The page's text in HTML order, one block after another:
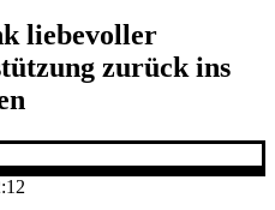
liebevoller
zurück ins